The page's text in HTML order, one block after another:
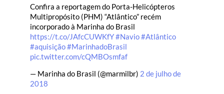
Confira a reportagem do Porta-Helicópteros
Multipropósito (PHM) “Atlântico” recém
incorporado à Marinha do Brasil
https://t.co/JAfcCUWKfY#Navio#Atlântico
#aquisição#MarinhadoBrasil
pic.twitter.com/cQMBOsmfaf
— Marinha do Brasil (@marmilbr) 2 de julho de
2018